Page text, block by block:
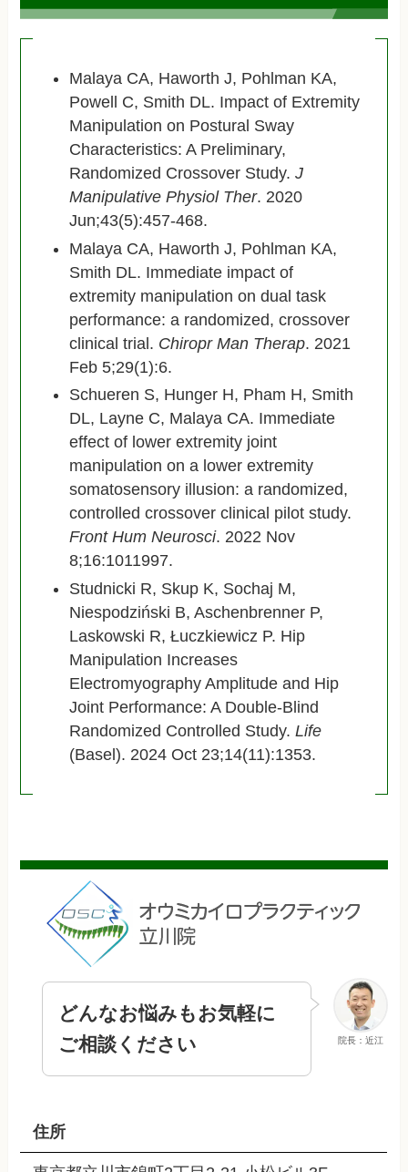
Malaya CA, Haworth J, Pohlman KA,
Powell C, Smith DL. Impact of Extremity
Manipulation on Postural Sway
Characteristics: A Preliminary,
Randomized Crossover Study.J
Manipulative Physiol Ther. 2020
Jun;43(5):457-468.
Malaya CA, Haworth J, Pohlman KA,
Smith DL. Immediate impact of
extremity manipulation on dual task
performance: a randomized, crossover
clinical trial. Chiropr Man Therap. 2021
Feb 5;29(1):6.
Schueren S, Hunger H, Pham H, Smith
DL, Layne C, Malaya CA. Immediate
effect of lower extremity joint
manipulation on a lower extremity
somatosensory illusion: a randomized,
controlled crossover clinical pilot study.
Front Hum Neurosci. 2022 Nov
8;16:1011997.
Studnicki R, Skup K, Sochaj M,
Niespodziński B, Aschenbrenner P,
Laskowski R, Łuczkiewicz P. Hip
Manipulation Increases
Electromyography Amplitude and Hip
Joint Performance: A Double-Blind
Randomized Controlled Study.Life
(Basel). 2024 Oct 23;14(11):1353.
院長：近江
どんなお悩みもお気軽に
ご相談ください
住所